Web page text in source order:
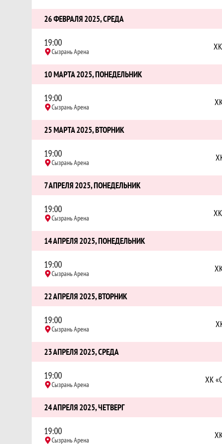
26 ФЕВРАЛЯ 2025, СРЕДА
19:00
Сызрань Арена
10 МАРТА 2025, ПОНЕДЕЛЬНИК
19:00
Сызрань Арена
25 МАРТА 2025, ВТОРНИК
19:00
Сызрань Арена
7 АПРЕЛЯ 2025, ПОНЕДЕЛЬНИК
19:00
Сызрань Арена
14 АПРЕЛЯ 2025, ПОНЕДЕЛЬНИК
19:00
Сызрань Арена
22 АПРЕЛЯ 2025, ВТОРНИК
19:00
Сызрань Арена
23 АПРЕЛЯ 2025, СРЕДА
19:00
Сызрань Арена ХК
24 АПРЕЛЯ 2025, ЧЕТВЕРГ
19:00
Сызрань Арена